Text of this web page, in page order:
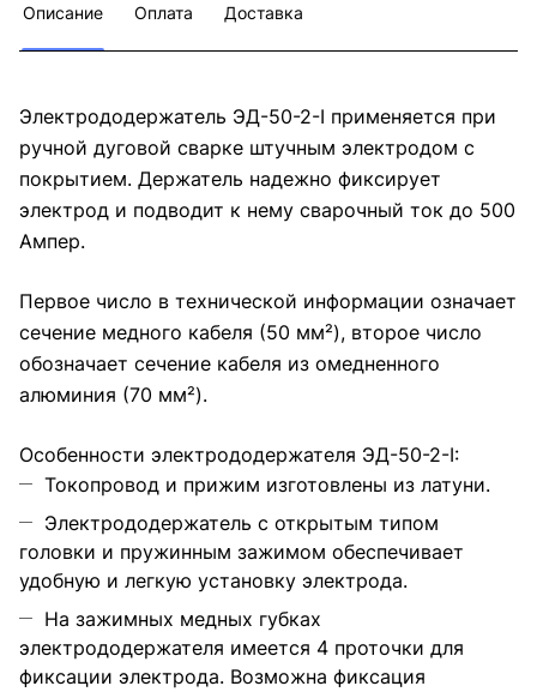
Описание Оплата Доставка
Электрододержатель ЭД-50-2-I применяется при
ручной дуговой сварке штучным электродом с
покрытием. Держатель надежно фиксирует
электрод и подводит к нему сварочный ток до 500
Ампер.
Первое число в технической информации означает
сечение медного кабеля (50 мм²), второе число
обозначает сечение кабеля из омедненного
алюминия (70 мм²).
Особенности электрододержателя ЭД-50-2-I:
Токопровод и прижим изготовлены из латуни.
Электрододержатель с открытым типом
головки и пружинным зажимом обеспечивает
удобную и легкую установку электрода.
На зажимных медных губках
электрододержателя имеется 4 проточки для
фиксации электрода. Возможна фиксация